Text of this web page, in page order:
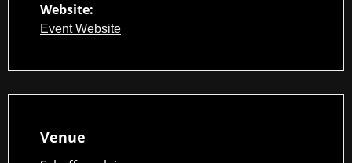
Website:
Event Website
Venue